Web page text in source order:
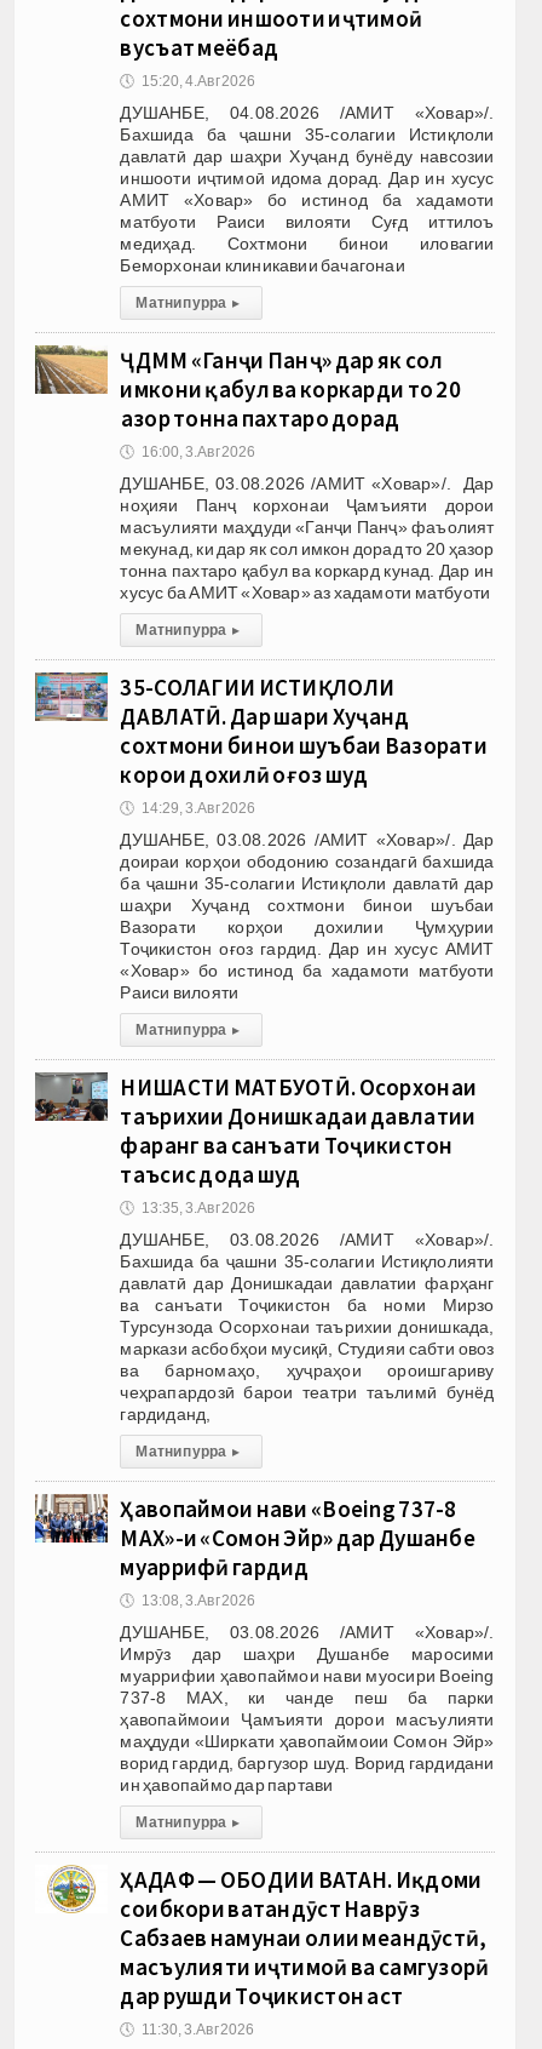
сохтмони иншооти иҷтимоӣ
вусъат меёбад
🕔 15:20, 4.Авг 2026
ДУШАНБЕ, 04.08.2026 /АМИТ «Ховар»/.
Бахшида ба ҷашни 35-солагии Истиқлоли
давлатӣ дар шаҳри Хуҷанд бунёду навсозии
иншооти иҷтимоӣ идома дорад. Дар ин хусус
АМИТ «Ховар» бо истинод ба хадамоти
матбуоти Раиси вилояти Суғд иттилоъ
медиҳад. Сохтмони бинои иловагии
Беморхонаи клиникавии бачагонаи
Матни пурра ▸
ҶДММ «Ганҷи Панҷ» дар як сол
имкони қабул ва коркарди то 20
ҳазор тонна пахтаро дорад
🕔 16:00, 3.Авг 2026
ДУШАНБЕ, 03.08.2026 /АМИТ «Ховар»/. Дар
ноҳияи Панҷ корхонаи Ҷамъияти дорои
масъулияти маҳдуди «Ганҷи Панҷ» фаъолият
мекунад, ки дар як сол имкон дорад то 20 ҳазор
тонна пахтаро қабул ва коркард кунад. Дар ин
хусус ба АМИТ «Ховар» аз хадамоти матбуоти
Матни пурра ▸
35-СОЛАГИИ ИСТИҚЛОЛИ
ДАВЛАТӢ. Дар шаҳри Хуҷанд
сохтмони бинои шуъбаи Вазорати
корҳои дохилӣ оғоз шуд
🕔 14:29, 3.Авг 2026
ДУШАНБЕ, 03.08.2026 /АМИТ «Ховар»/. Дар
доираи корҳои ободонию созандагӣ бахшида
ба ҷашни 35-солагии Истиқлоли давлатӣ дар
шаҳри Хуҷанд сохтмони бинои шуъбаи
Вазорати корҳои дохилии Ҷумҳурии
Тоҷикистон оғоз гардид. Дар ин хусус АМИТ
«Ховар» бо истинод ба хадамоти матбуоти
Раиси вилояти
Матни пурра ▸
НИШАСТИ МАТБУОТӢ. Осорхонаи
таърихии Донишкадаи давлатии
фарҳанг ва санъати Тоҷикистон
таъсис дода шуд
🕔 13:35, 3.Авг 2026
ДУШАНБЕ, 03.08.2026 /АМИТ «Ховар»/.
Бахшида ба ҷашни 35-солагии Истиқлолияти
давлатӣ дар Донишкадаи давлатии фарҳанг
ва санъати Тоҷикистон ба номи Мирзо
Турсунзода Осорхонаи таърихии донишкада,
маркази асбобҳои мусиқӣ, Студияи сабти овоз
ва барномаҳо, ҳуҷраҳои ороишгариву
чеҳрапардозӣ барои театри таълимӣ бунёд
гардиданд,
Матни пурра ▸
Ҳавопаймои нави «Boeing 737-8
MAX»-и «Сомон Эйр» дар Душанбе
муаррифӣ гардид
🕔 13:08, 3.Авг 2026
ДУШАНБЕ, 03.08.2026 /АМИТ «Ховар»/.
Имрӯз дар шаҳри Душанбе маросими
муаррифии ҳавопаймои нави муосири Boeing
737-8 MAX, ки чанде пеш ба парки
ҳавопаймоии Ҷамъияти дорои масъулияти
маҳдуди «Ширкати ҳавопаймоии Сомон Эйр»
ворид гардид, баргузор шуд. Ворид гардидани
ин ҳавопаймо дар партави
Матни пурра ▸
ҲАДАФ — ОБОДИИ ВАТАН. Иқдоми
соҳибкори ватандӯст Наврӯз
Сабзаев намунаи олии меҳандӯстӣ,
масъулияти иҷтимоӣ ва саҳмгузорӣ
дар рушди Тоҷикистон аст
🕔 11:30, 3.Авг 2026